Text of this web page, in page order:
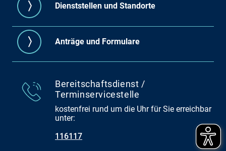
Dienststellen und Standorte
Anträge und Formulare
Bereitschaftsdienst /
Terminservicestelle
kostenfrei rund um die Uhr für Sie erreichbar
unter:
116117